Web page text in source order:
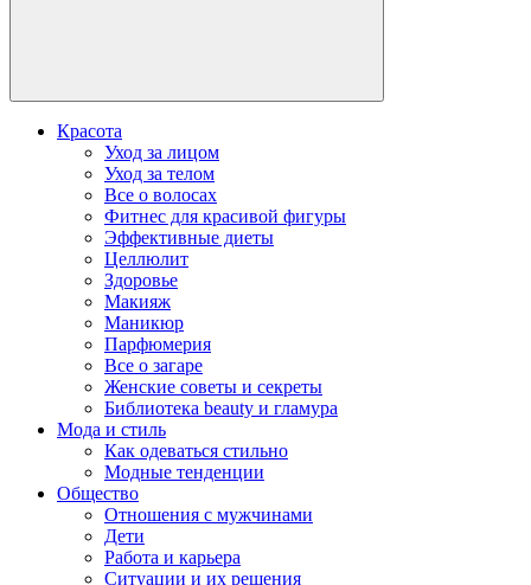
Красота
Уход за лицом
Уход за телом
Все о волосах
Фитнес для красивой фигуры
Эффективные диеты
Целлюлит
Здоровье
Макияж
Маникюр
Парфюмерия
Все о загаре
Женские советы и секреты
Библиотека beauty и гламура
Мода и стиль
Как одеваться стильно
Модные тенденции
Общество
Отношения с мужчинами
Дети
Работа и карьера
Ситуации и их решения